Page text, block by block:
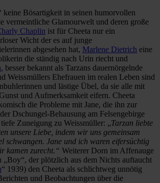
keine Bösartigkeit in seinen humorvollen
vermeintliche Glamourwelt und deren große
Chaplin ist für Cheeta nur ein
Wicht der es auf junge
abgesehen hat, Marlene Dietrich eine
die ständig nach Urin riecht und
, besser bekannt als Tarzans dauernörgelnde
Weissmüllers Ehefrauen im realen Leben sind
und lästige Übel, da sie alle mit
und Aufmerksamkeit eifern. Cheeta
die Probleme mit Jane, die ihn zur
Dschungel-Behausung am Felsengebirge
Zuneigung zu Weissmüller: „Tarzan liebte
unsere Liebe, indem wir uns gemeinsam
schwangen. Jane und ich waren eifersüchtig
kamen zurecht.“ Weiterer Dorn im Affenauge
„Boy“, der plötzlich aus dem Nichts auftaucht
“ 1939) den Cheeta als schlichtweg unnötig
und Beobachtungen über die